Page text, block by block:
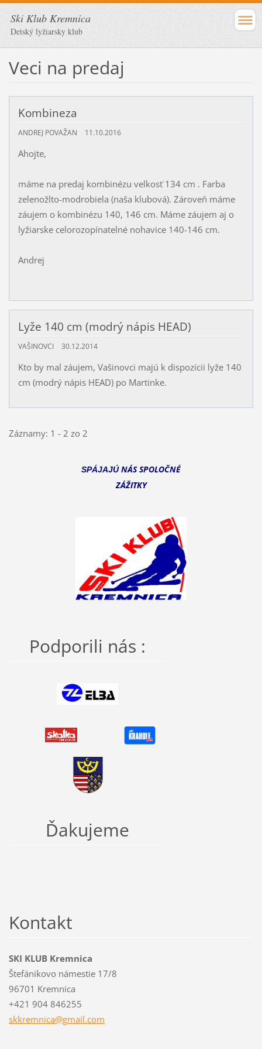
Ski Klub Kremnica
Detský lyžiarsky klub
Veci na predaj
Kombineza
ANDREJ POVAŽAN 11.10.2016
Ahojte,
máme na predaj kombinézu velkosť 134 cm . Farba
zelenožlto-modrobiela (naša klubová). Zároveň máme
záujem o kombinézu 140, 146 cm. Máme záujem aj o
lyžiarske celorozopínatelné nohavice 140-146 cm.
Andrej
Lyže 140 cm (modrý nápis HEAD)
VAŠINOVCI 30.12.2014
Kto by mal záujem, Vašinovci majú k dispozícii lyže 140
cm (modrý nápis HEAD) po Martinke.
Záznamy: 1 - 2 zo 2
SPÁJAJÚNÁS SPOLOČNÉ
ZÁŽITKY
Podporili nás :
Ďakujeme
Kontakt
SKI KLUB Kremnica
Štefánikovo námestie 17/8
96701 Kremnica
+421 904 846255
skkremnica@gmail.com